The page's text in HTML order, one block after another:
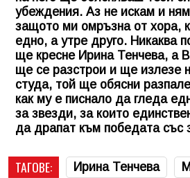
убеждения. Аз не искам и
защото ми омръзна от хора,
едно, а утре друго. Никаква
ще кресне Ирина Тенчева, а
ще се разстрои и ще излезе
студа, той ще обясни
как му е писнало да гледа
за звезди, за които
да драпат към победата със
ТАГОВЕ: Ирина Тенчева